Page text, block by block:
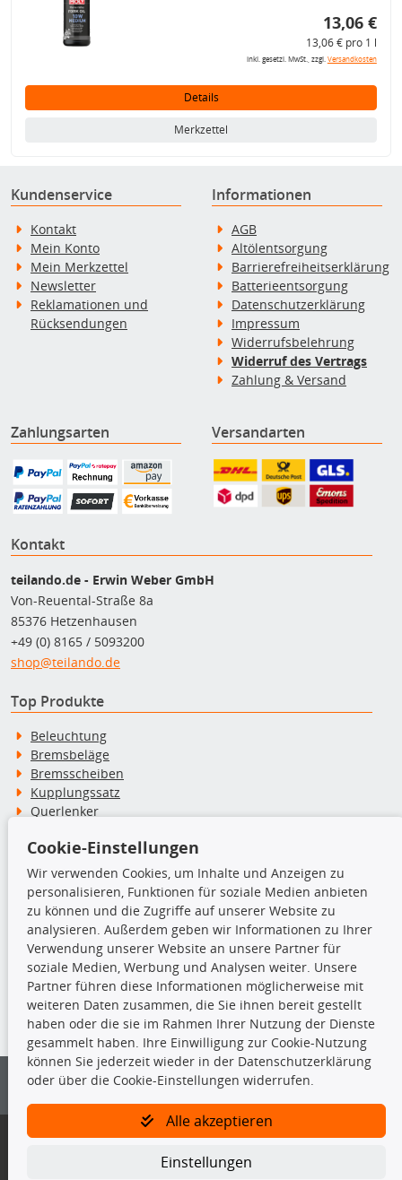
13,06 €
13,06 € pro 1 l
inkl. gesetzl. MwSt., zzgl.Versandkosten
Details
Merkzettel
Kundenservice
Kontakt
Mein Konto
Mein Merkzettel
Newsletter
Reklamationen und
Rücksendungen
Informationen
AGB
Altölentsorgung
Barrierefreiheitserklärung
Batterieentsorgung
Datenschutzerklärung
Impressum
Widerrufsbelehrung
Widerruf des Vertrags
Zahlung & Versand
Zahlungsarten Versandarten
Kontakt
teilando.de - Erwin Weber GmbH
Von-Reuental-Straße 8a
85376 Hetzenhausen
+49 (0) 8165 / 5093200
shop@teilando.de
Top Produkte
Beleuchtung
Bremsbeläge
Bremsscheiben
Kupplungssatz
Querlenker
Stoßdämpfer
TecDoc Inside
Die hier angezeigten Daten insbesondere die gesamte Datenbank dürfen
nicht kopiert werden.
Es ist zu unterlassen, die Daten oder die gesamte Datenbank ohne
vorherige Zustimmung von TecDoc zu vervielfältigen, zu verbreiten
und/oder diese Handlungen durch Dritte ausführen zu lassen. Ein
Bitte prüfen Sie, ob das über unseren Onlineshop identifizierte Ersatzteil
Gegebenenfalls sind ergänzende Informationen notwendig, um
Cookie-Einstellungen
Wir verwenden Cookies, um Inhalte und Anzeigen zu
personalisieren, Funktionen für soziale Medien anbieten
zu können und die Zugriffe auf unserer Website zu
analysieren. Außerdem geben wir Informationen zu Ihrer
Verwendung unserer Website an unsere Partner für
soziale Medien, Werbung und Analysen weiter. Unsere
Partner führen diese Informationen möglicherweise mit
weiteren Daten zusammen, die Sie ihnen bereit gestellt
haben oder die sie im Rahmen Ihrer Nutzung der Dienste
gesammelt haben. Ihre Einwilligung zur Cookie-Nutzung
können Sie jederzeit wieder in der Datenschutzerklärung
oder über die Cookie-Einstellungen widerrufen.
Alle akzeptieren
Einstellungen